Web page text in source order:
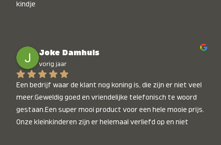
kindje
Joke Damhuis
vorig jaar
Een bedrijf waar de klant nog koning is, die zijn er niet veel
meer.Geweldig goed en vriendelijke telefonisch te woord
gestaan.Een super mooi product voor een hele mooie prijs.
Onze kleinkinderen zijn er helemaal verliefd op en niet